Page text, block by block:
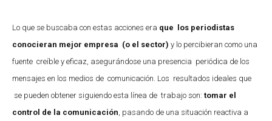
Lo que se buscaba con estas acciones era que los periodistas
conocieran mejor empresa (o el sector) y lo percibieran como una
fuente creíble y eficaz, asegurándose una presencia periódica de los
mensajes en los medios de comunicación. Los resultados ideales que
se pueden obtener siguiendo esta línea de trabajo son: tomar el
control de la comunicación , pasando de una situación reactiva a